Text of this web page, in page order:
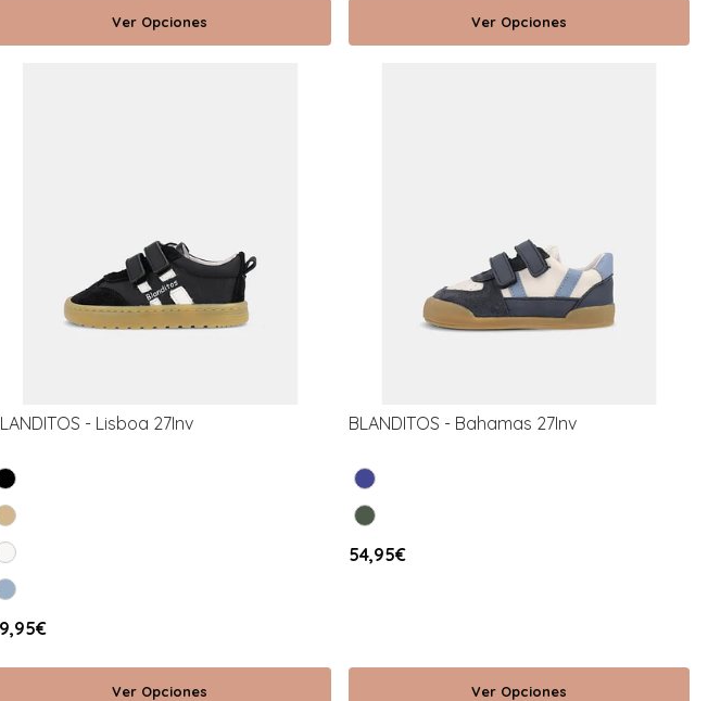
Ver Opciones Ver Opciones
- Lisboa 27Inv
Ver Opciones
BLANDITOS - Bahamas 27Inv
54,95€
Ver Opciones